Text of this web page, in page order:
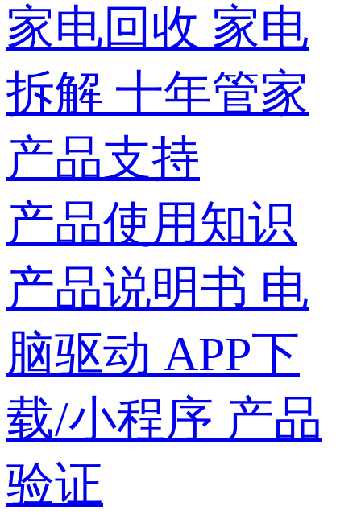
家电回收 家电
拆解 十年管家
产品支持
产品使用知识
产品说明书 电
脑驱动 APP下
载/小程序 产品
验证